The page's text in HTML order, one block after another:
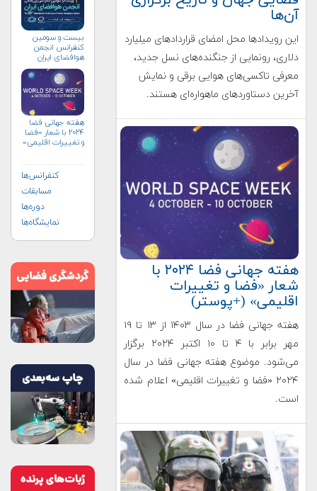
آن‌ها
این رویدادها محل امضای قراردادهای میلیارد
دلاری، رونمایی از جنگنده‌های نسل جدید،
معرفی تاکسی‌های هوایی برقی و نمایش
آخرین دستاوردهای ماهواره‌ای هستند.
هفته جهانی فضا ۲۰۲۴ با
شعار «فضا و تغییرات
اقلیمی» (+پوستر)
هفته جهانی فضا در سال ۱۴۰۳ از ۱۳ تا ۱۹
مهر برابر با ۴ تا ۱۰ اکتبر ۲۰۲۴ برگزار
می‌شود. موضوع هفته جهانی فضا در سال
۲۰۲۴ «فضا و تغییرات اقلیمی» اعلام شده
است.
بیست و سومین
کنفرانس انجمن
هوافضای ايران
هفته جهانی فضا
۲۰۲۴ با شعار «فضا
و تغییرات اقلیمی»
کنفرانس‌ها
مسابقات
دوره‌ها
نمایشگاه‌ها